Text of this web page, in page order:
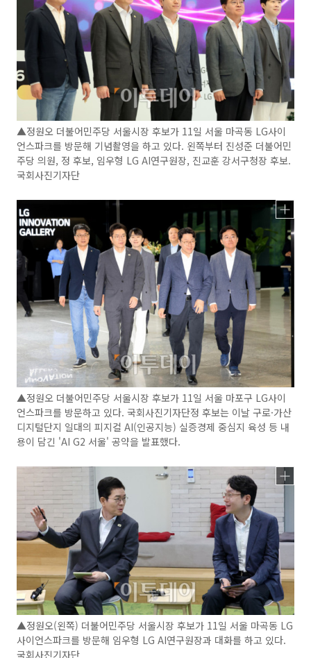
▲정원오 더불어민주당 서울시장 후보가 11일 서울 마곡동 LG사이
언스파크를 방문해 기념촬영을 하고 있다. 왼쪽부터 진성준 더불어민
주당 의원, 정 후보, 임우형 LG AI연구원장, 진교훈 강서구청장 후보.
국회사진기자단
▲정원오 더불어민주당 서울시장 후보가 11일 서울 마포구 LG사이
언스파크를 방문하고 있다. 국회사진기자단정 후보는 이날 구로·가산
디지털단지 일대의 피지컬 AI(인공지능) 실증경제 중심지 육성 등 내
용이 담긴 'AI G2 서울' 공약을 발표했다.
▲정원오(왼쪽) 더불어민주당 서울시장 후보가 11일 서울 마곡동 LG
사이언스파크를 방문해 임우형 LG AI연구원장과 대화를 하고 있다.
국회사진기자단